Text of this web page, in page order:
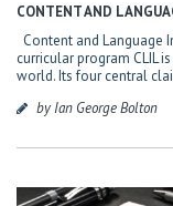
CONTENT AND
Content and Language
curricular program CLIL
world. Its four central
by Ian George Bolton